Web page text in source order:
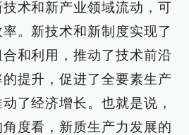
术和新产业领域流动，可
。新技术和新制度实现了
和利用，推动了技术前沿
提升，促进了全要素生产
了经济增长。也就是说，
度看，新质生产力发展的